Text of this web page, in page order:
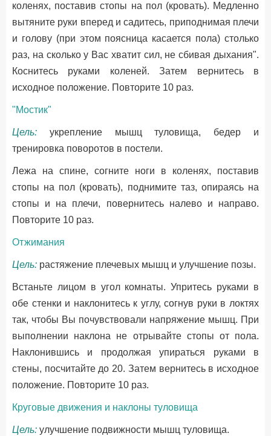
коленях, поставив стопы на пол (кровать). Медленно
вытяните руки вперед и садитесь, приподнимая плечи
и голову (при этом поясница касается пола) столько
раз, на сколько у Вас хватит сил, не сбивая дыхания".
Коснитесь руками коленей. Затем вернитесь в
исходное положение. Повторите 10 раз.
"Мостик"
Цель: укрепление мышц туловища, бедер и
тренировка поворотов в постели.
Лежа на спине, согните ноги в коленях, поставив
стопы на пол (кровать), поднимите таз, опираясь на
стопы и на плечи, повернитесь налево и направо.
Повторите 10 раз.
Отжимания
Цель: растяжение плечевых мышц и улучшение позы.
Встаньте лицом в угол комнаты. Упритесь руками в
обе стенки и наклонитесь к углу, согнув руки в локтях
так, чтобы Вы почувствовали напряжение мышц. При
выполнении наклона не отрывайте стопы от пола.
Наклонившись и продолжая упираться руками в
стены, посчитайте до 20. Затем вернитесь в исходное
положение. Повторите 10 раз.
Круговые движения и наклоны туловища
Цель: улучшение подвижности мышц туловища.